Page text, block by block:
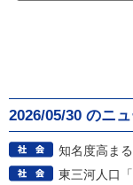
2026/05/30 のニ
知名度高ま
東三河人口